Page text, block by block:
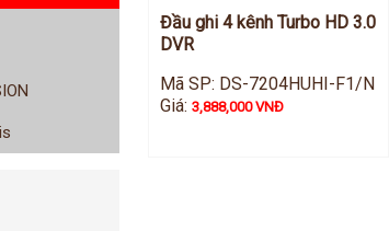
Đầu ghi 4 kênh Turbo HD 3.0
DVR
Mã SP: DS-7204HUHI-F1/N
Giá: 3,888,000 VNĐ